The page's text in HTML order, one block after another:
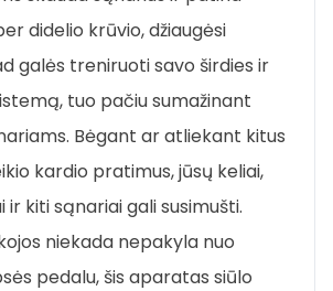
didelio krūvio, džiaugėsi
galės treniruoti savo širdies ir
tuo pačiu sumažinant
Bėgant ar atliekant kitus
kardio pratimus, jūsų keliai,
ir kiti sąnariai gali susimušti.
niekada nepakyla nuo
pedalu, šis aparatas siūlo